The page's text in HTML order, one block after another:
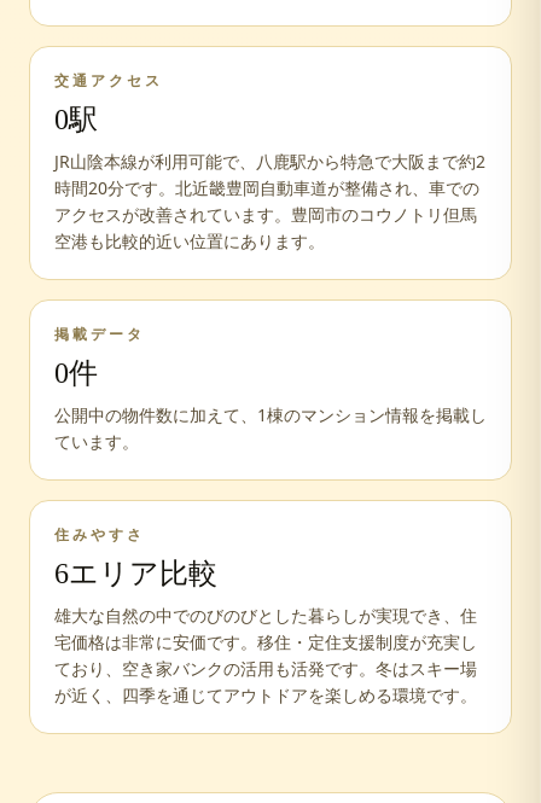
交通アクセス
0駅
JR山陰本線が利用可能で、八鹿駅から特急で大阪まで約2
時間20分です。北近畿豊岡自動車道が整備され、車での
アクセスが改善されています。豊岡市のコウノトリ但馬
空港も比較的近い位置にあります。
掲載データ
0件
公開中の物件数に加えて、 1棟のマンション情報を掲載し
ています。
住みやすさ
6エリア比較
雄大な自然の中でのびのびとした暮らしが実現でき、住
宅価格は非常に安価です。移住・定住支援制度が充実し
ており、空き家バンクの活用も活発です。冬はスキー場
が近く、四季を通じてアウトドアを楽しめる環境です。